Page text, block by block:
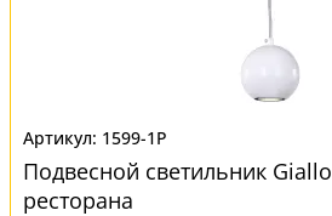
1599-1P
Подвесной светильник
ресторана